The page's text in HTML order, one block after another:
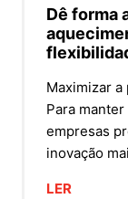
Dê forma
Maximizar
Para
empresas
inovação
LER